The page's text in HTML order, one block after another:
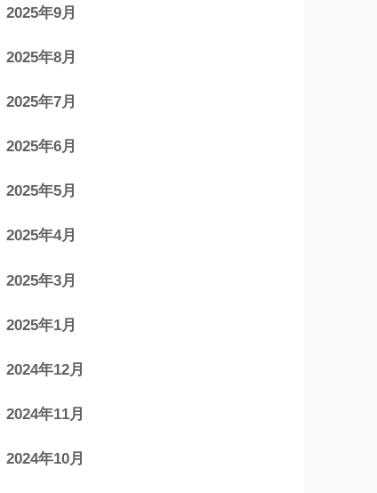
2025年9月
2025年8月
2025年7月
2025年6月
2025年5月
2025年4月
2025年3月
2025年1月
2024年12月
2024年11月
2024年10月